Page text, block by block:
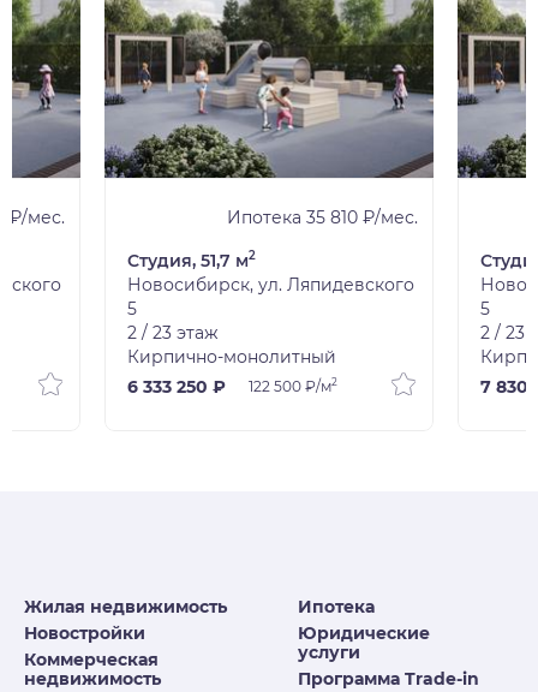
₽/мес.
Ипотека 35 810 ₽/мес.
Студия, 51,7 м2
Новосибирск, ул. Ляпидевского
5
2 / 23 этаж
Кирпично-монолитный
6 333 250 ₽
122 500 ₽/м2
5
2 / 23
7 830
Жилая недвижимость
Новостройки
Коммерческая
недвижимость
Ипотека
Юридические
услуги
Программа Trade-in